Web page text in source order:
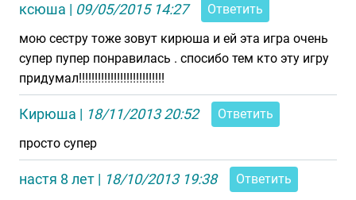
ксюша | 09/05/2015 14:27
Ответить
мою сестру тоже зовут кирюша и ей эта игра очень
супер пупер понравилась . спосибо тем кто эту игру
придумал!!!!!!!!!!!!!!!!!!!!!!!!!!!
Кирюша | 18/11/2013 20:52
Ответить
просто супер
настя 8 лет | 18/10/2013 19:38
Ответить